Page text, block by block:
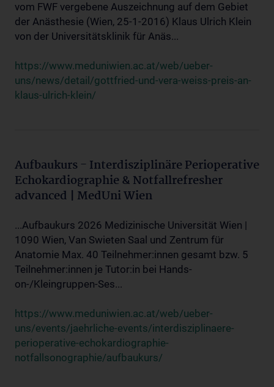
vom FWF vergebene Auszeichnung auf dem Gebiet
der Anästhesie (Wien, 25-1-2016) Klaus Ulrich Klein
von der Universitätsklinik für Anäs...
https://www.meduniwien.ac.at/web/ueber-
uns/news/detail/gottfried-und-vera-weiss-preis-an-
klaus-ulrich-klein/
Aufbaukurs - Interdisziplinäre Perioperative
Echokardiographie & Notfallrefresher
advanced | MedUni Wien
...Aufbaukurs 2026 Medizinische Universität Wien |
1090 Wien, Van Swieten Saal und Zentrum für
Anatomie Max. 40 Teilnehmer:innen gesamt bzw. 5
Teilnehmer:innen je Tutor:in bei Hands-
on-/Kleingruppen-Ses...
https://www.meduniwien.ac.at/web/ueber-
uns/events/jaehrliche-events/interdisziplinaere-
perioperative-echokardiographie-
notfallsonographie/aufbaukurs/